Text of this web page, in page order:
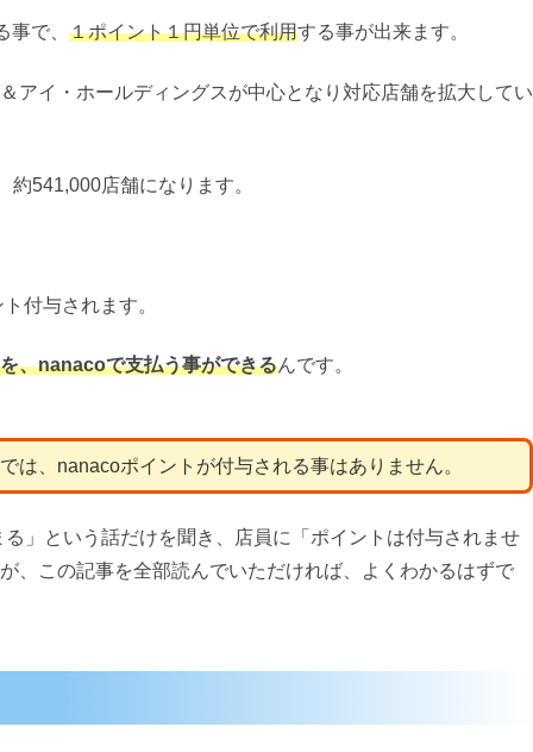
で、 １ポイント１円単位で利用する事が出来ます。
アイ・ホールディングスが中心となり対応店舗を拡大してい
541,000店舗になります。
付与されます。
、nanacoで支払う事ができるんです。
は、nanacoポイントが付与される事はありません。
」という話だけを聞き、店員に「ポイントは付与されませ
、この記事を全部読んでいただければ、よくわかるはずで